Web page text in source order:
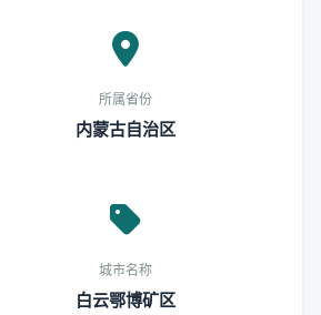
所属省份
内蒙古自治区
城市名称
白云鄂博矿区